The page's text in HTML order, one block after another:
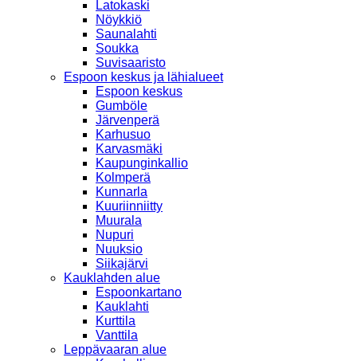
Latokaski
Nöykkiö
Saunalahti
Soukka
Suvisaaristo
Espoon keskus ja lähialueet
Espoon keskus
Gumböle
Järvenperä
Karhusuo
Karvasmäki
Kaupunginkallio
Kolmperä
Kunnarla
Kuuriinniitty
Muurala
Nupuri
Nuuksio
Siikajärvi
Kauklahden alue
Espoonkartano
Kauklahti
Kurttila
Vanttila
Leppävaaran alue